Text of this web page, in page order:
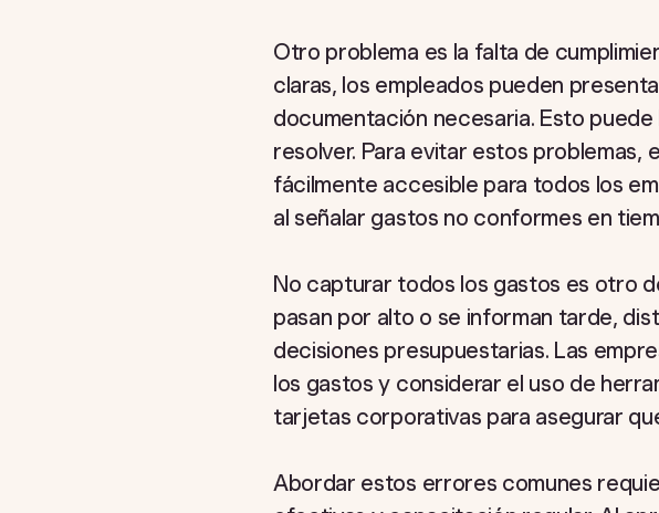
Otro problema es la falta de
claras, los empleados pueden
documentación necesaria. Esto
resolver. Para evitar estos problemas,
fácilmente accesible para todos los
al señalar gastos no conformes en
No capturar todos los gastos es otro
pasan por alto o se informan tarde,
decisiones presupuestarias. Las
los gastos y considerar el uso de
tarjetas corporativas para asegurar
Abordar estos errores comunes